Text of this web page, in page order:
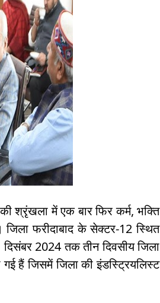
की श्रृंखला में एक बार फिर कर्म, भक्ति
फरीदाबाद के सेक्टर-12 स्थित
2024 तक तीन दिवसीय जिला
हैं जिसमें जिला की इंडस्ट्रियलिस्ट